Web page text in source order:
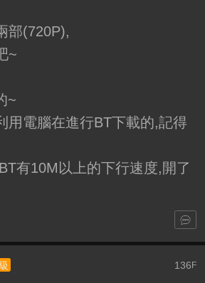
部(720P),
~
~
用電腦在進行BT下載的,記得
有10M以上的下行速度,開了
136F